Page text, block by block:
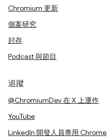
Chromium 更新
個案研究
封存
Podcast 與節目
追蹤
@ChromiumDev 在 X 上運作
YouTube
LinkedIn 開發人員專用 Chrome